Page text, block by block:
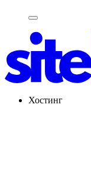
Хостинг